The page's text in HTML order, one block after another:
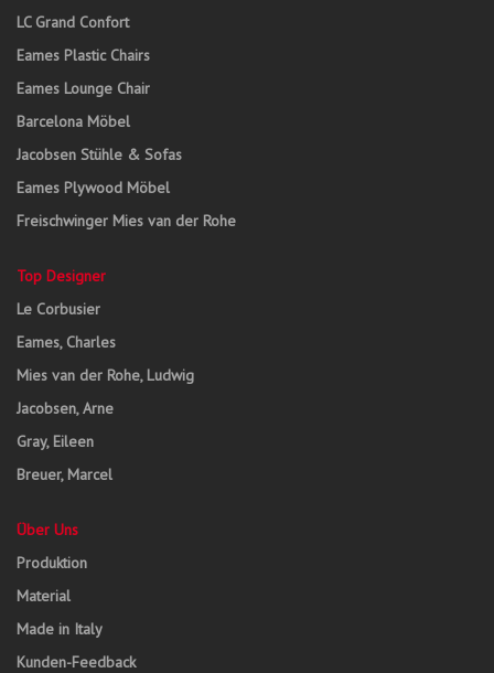
LC Grand Confort
Eames Plastic Chairs
Eames Lounge Chair
Barcelona Möbel
Jacobsen Stühle & Sofas
Eames Plywood Möbel
Freischwinger Mies van der Rohe
Top Designer
Le Corbusier
Eames, Charles
Mies van der Rohe, Ludwig
Jacobsen, Arne
Gray, Eileen
Breuer, Marcel
Über Uns
Produktion
Material
Made in Italy
Kunden-Feedback